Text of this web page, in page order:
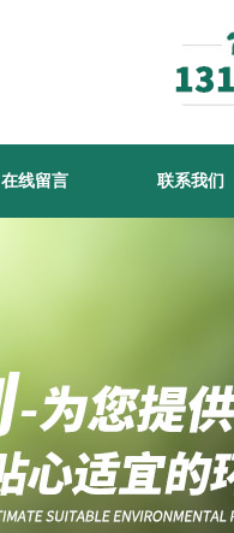
在线留言 联系我们